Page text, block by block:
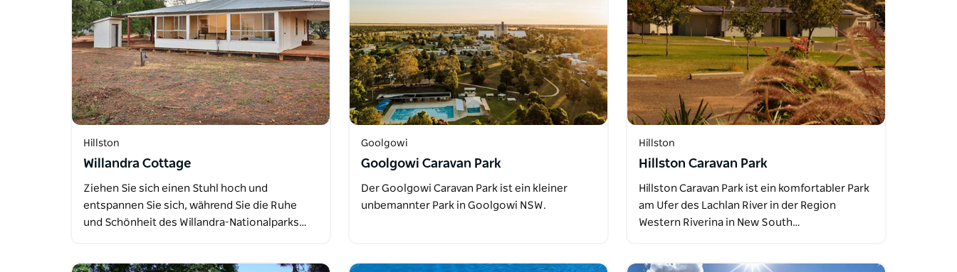
Hillston
Willandra Cottage
Ziehen Sie sich einen Stuhl hoch und
entspannen Sie sich, während Sie die Ruhe
und Schönheit des Willandra-Nationalparks…
Goolgowi
Goolgowi Caravan Park
Der Goolgowi Caravan Park ist ein kleiner
unbemannter Park in Goolgowi NSW.
Hillston
Hillston Caravan Park
Hillston Caravan Park ist ein komfortabler Park
am Ufer des Lachlan River in der Region
Western Riverina in New South…